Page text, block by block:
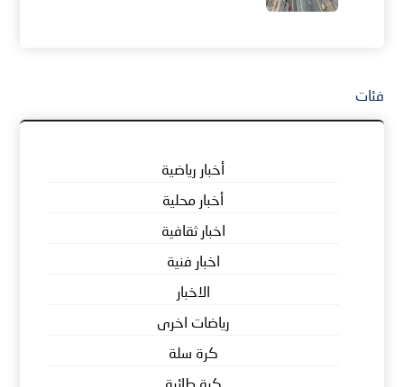
فئات
أخبار رياضية
أخبار محلية
اخبار ثقافية
اخبار فنية
الاخبار
رياضات اخرى
كرة سلة
كرة طائرة